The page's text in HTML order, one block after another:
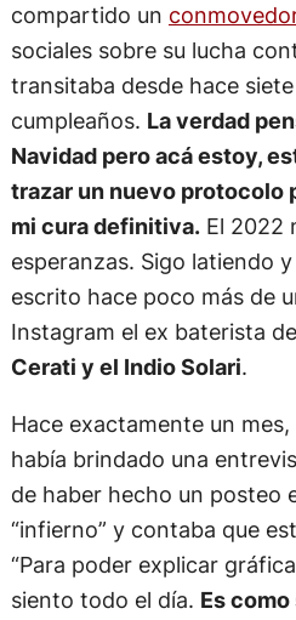
compartido un
sociales sobre su lucha
transitaba desde hace
cumpleaños. La verdad
Navidad pero acá estoy,
trazar un nuevo protocolo
mi cura definitiva.El 2022
esperanzas. Sigo latiendo
escrito hace poco más de
Instagram el ex baterista de
Cerati y el Indio Solari.
Hace exactamente un mes,
había brindado una
de haber hecho un posteo
“infierno” y contaba que
“Para poder explicar
siento todo el día. Es